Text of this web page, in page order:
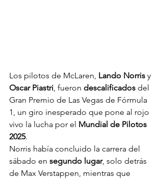
Los pilotos de McLaren, Lando Norris y
Oscar Piastri, fueron descalificados del
Gran Premio de Las Vegas de Fórmula
1, un giro inesperado que pone al rojo
vivo la lucha por el Mundial de Pilotos
2025.
Norris había concluido la carrera del
sábado en segundo lugar, solo detrás
de Max Verstappen, mientras que